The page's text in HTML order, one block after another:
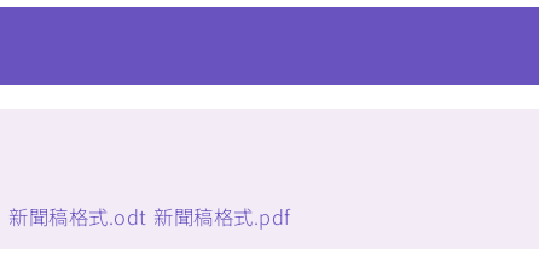
新聞稿格式.odt 新聞稿格式.pdf